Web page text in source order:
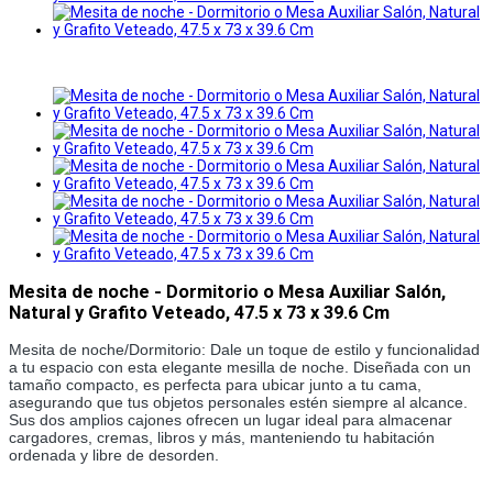
Mesita de noche - Dormitorio o Mesa Auxiliar Salón,
Natural y Grafito Veteado, 47.5 x 73 x 39.6 Cm
Mesita de noche/Dormitorio: Dale un toque de estilo y funcionalidad
a tu espacio con esta elegante mesilla de noche. Diseñada con un
tamaño compacto, es perfecta para ubicar junto a tu cama,
asegurando que tus objetos personales estén siempre al alcance.
Sus dos amplios cajones ofrecen un lugar ideal para almacenar
cargadores, cremas, libros y más, manteniendo tu habitación
ordenada y libre de desorden.